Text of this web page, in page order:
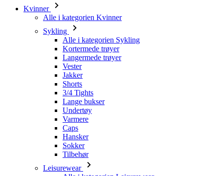
Kvinner
Alle i kategorien Kvinner
Sykling
Alle i kategorien Sykling
Kortermede trøyer
Langermede trøyer
Vester
Jakker
Shorts
3/4 Tights
Lange bukser
Undertøy
Varmere
Caps
Hansker
Sokker
Tilbehør
Leisurewear